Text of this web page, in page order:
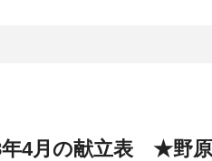
年4月の献立表 ★野